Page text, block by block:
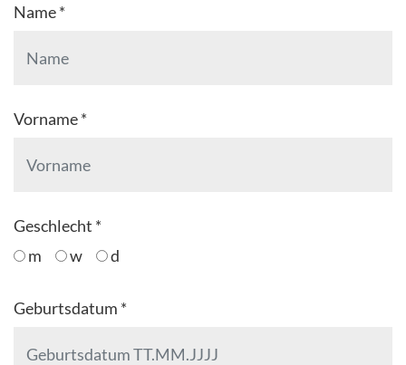
Name *
Vorname *
Geschlecht *
m
w d
Geburtsdatum *